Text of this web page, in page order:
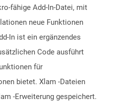
fähige Add-In-Datei, mit
neue Funktionen
In ist ein ergänzendes
Code ausführt
für
bietet. Xlam -Dateien
-Erweiterung gespeichert.